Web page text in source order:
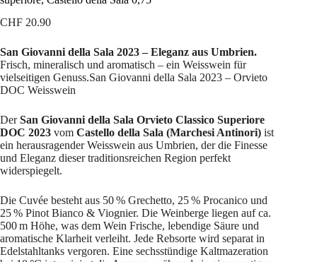
CHF 20.90
San Giovanni della Sala 2023 – Eleganz aus Umbrien.
Frisch, mineralisch und aromatisch – ein Weisswein für
vielseitigen Genuss.San Giovanni della Sala 2023 – Orvieto
DOC Weisswein
DerSan Giovanni della Sala Orvieto Classico Superiore
DOC 2023 vom Castello della Sala (Marchesi Antinori) ist
ein herausragender Weisswein aus Umbrien, der die Finesse
und Eleganz dieser traditionsreichen Region perfekt
widerspiegelt.
Die Cuvée besteht aus 50 % Grechetto, 25 % Procanico und
25 % Pinot Bianco & Viognier. Die Weinberge liegen auf ca.
500 m Höhe, was dem Wein Frische, lebendige Säure und
aromatische Klarheit verleiht. Jede Rebsorte wird separat in
Edelstahltanks vergoren. Eine sechsstündige Kaltmazeration